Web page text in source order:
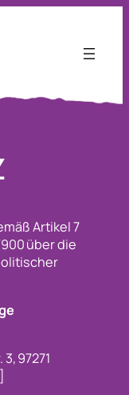
Artikel 7
über die
97271